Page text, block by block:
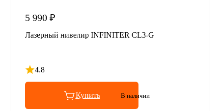
5 990 ₽
Лазерный нивелир INFINITER CL3-G
4.8
Рейтинг 4.8 из 5
Купить В наличии